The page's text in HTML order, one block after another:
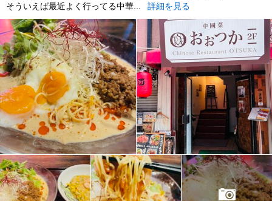
そういえば最近よく行ってる中華...
詳細を見る